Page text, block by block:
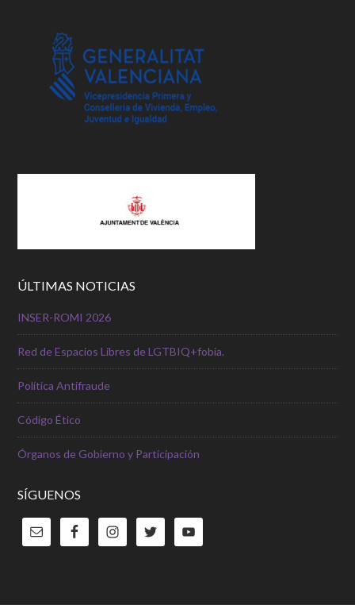
ÚLTIMAS NOTICIAS
INSER-ROMI 2026
Red de Espacios Libres de LGTBIQ+fobia.
Política Antifraude
Código Ético
Órganos de Gobierno y Participación
SÍGUENOS